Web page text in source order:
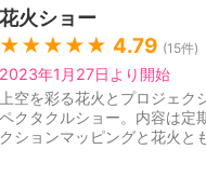
花火ショー
★★★★★ 4.79 (15件)
2023年1月27日より開始
上空を彩る花火とプロジェ
ペクタクルショー。内容は定
クションマッピングと花火と